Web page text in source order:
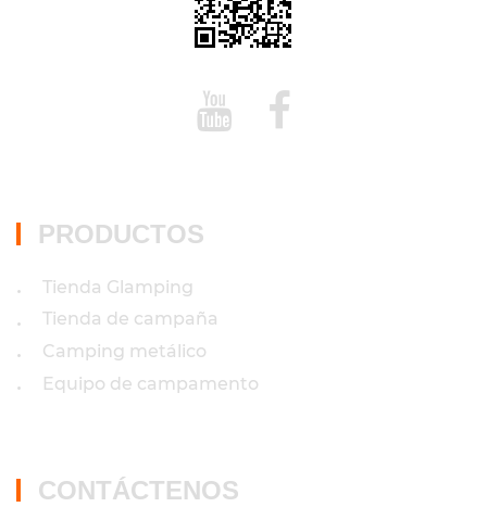
PRODUCTOS
• Tienda Glamping
• Tienda de campaña
• Camping metálico
• Equipo de campamento
CONTÁCTENOS